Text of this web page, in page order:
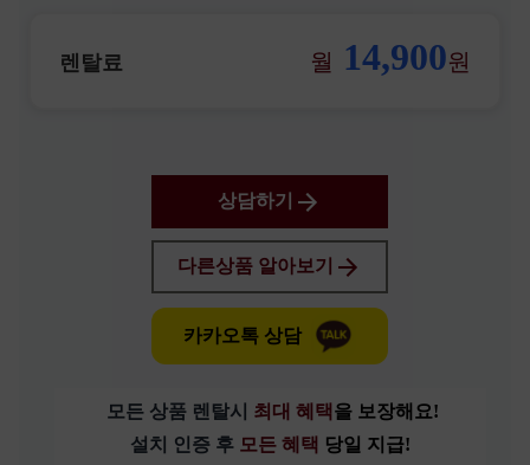
렌탈료 월 14,900원
상담하기
다른상품 알아보기
카카오톡 상담
모든 상품 렌탈시 최대 혜택 을 보장해요!
설치 인증 후 모든 혜택 당일 지급!